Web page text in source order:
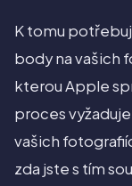
K tomu
body na vašich
kterou Apple
proces
vašich
zda jste s tím